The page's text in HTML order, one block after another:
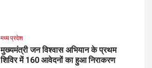
मध्य प्रदेश
मुख्यमंत्री जन विश्वास अभियान के प्रथम
शिविर में 160 आवेदनों का हुआ निराकरण